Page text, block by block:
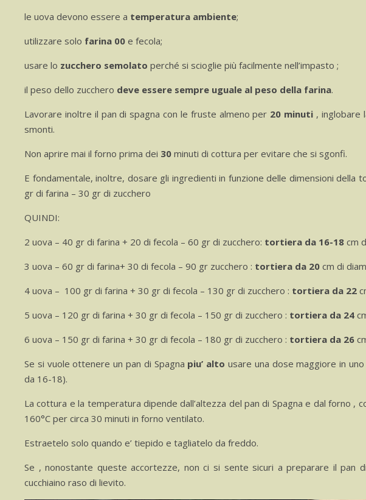
le uova devono essere a temperatura ambiente;
utilizzare solo farina 00 e fecola;
usare lo zucchero semolato perché si scioglie più facilmente nell’impasto ;
il peso dello zucchero deve essere sempre uguale al peso della farina.
Lavorare inoltre il pan di spagna con le fruste almeno per 20 minuti , inglobare
smonti.
Non aprire mai il forno prima dei 30 minuti di cottura per evitare che si sgonfi.
E fondamentale, inoltre, dosare gli ingredienti in funzione delle dimensioni
gr di farina – 30 gr di zucchero
QUINDI:
2 uova – 40 gr di farina + 20 di fecola – 60 gr di zucchero: tortiera da 16-18 cm
3 uova – 60 gr di farina+ 30 di fecola – 90 gr zucchero : tortiera da 20 cm di
4 uova – 100 gr di farina + 30 gr di fecola – 130 gr di zucchero : tortiera da 22
5 uova – 120 gr di farina + 30 gr di fecola – 150 gr di zucchero : tortiera da 24
6 uova – 150 gr di farina + 30 gr di fecola – 180 gr di zucchero : tortiera da 26
Se si vuole ottenere un pan di Spagna piu’ alto usare una dose maggiore in
da 16-18).
La cottura e la temperatura dipende dall’altezza del pan di Spagna e dal forno ,
160°C per circa 30 minuti in forno ventilato.
Estraetelo solo quando e’ tiepido e tagliatelo da freddo.
Se , nonostante queste accortezze, non ci si sente sicuri a preparare il pan
cucchiaino raso di lievito.